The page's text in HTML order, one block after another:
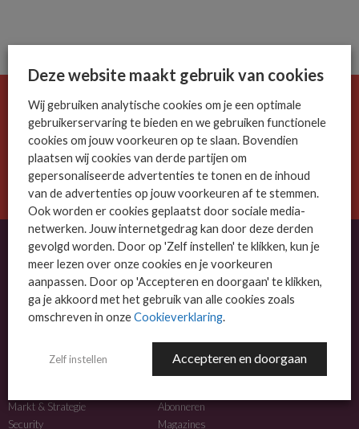
De ICT-wereld is snel. Mis niets.
Meld je nu aan voor de MSP Business nieuwsbrief.
AANMELDEN
OVER MSP BUSINESS
MSP Business is het kennisplatform voor IT-dienstverleners met MKB-focus.
NIEUWS
Markt & Strategie
Security
MEER INFO
Abonneren
Magazines
Deze website maakt gebruik van cookies
Wij gebruiken analytische cookies om je een optimale
gebruikerservaring te bieden en we gebruiken functionele
cookies om jouw voorkeuren op te slaan. Bovendien
plaatsen wij cookies van derde partijen om
gepersonaliseerde advertenties te tonen en de inhoud
van de advertenties op jouw voorkeuren af te stemmen.
Ook worden er cookies geplaatst door sociale media-
netwerken. Jouw internetgedrag kan door deze derden
gevolgd worden. Door op 'Zelf instellen' te klikken, kun je
meer lezen over onze cookies en je voorkeuren
aanpassen. Door op 'Accepteren en doorgaan' te klikken,
ga je akkoord met het gebruik van alle cookies zoals
omschreven in onzeCookieverklaring.
Zelf instellen Accepteren en doorgaan